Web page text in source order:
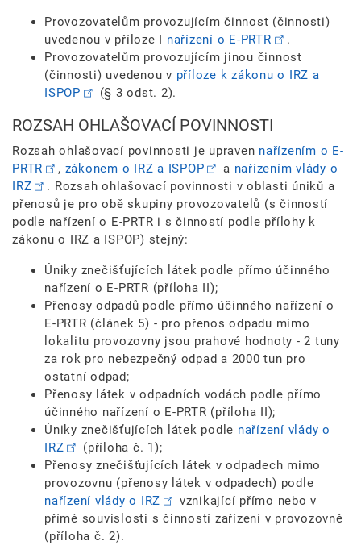
Provozovatelům provozujícím činnost (činnosti)
uvedenou v příloze I nařízení o E-PRTR
.
Provozovatelům provozujícím jinou činnost
(činnosti) uvedenou v příloze k zákonu o IRZ a
ISPOP
(§ 3 odst. 2).
ROZSAH OHLAŠOVACÍ POVINNOSTI
Rozsah ohlašovací povinnosti je upraven nařízením o E-
PRTR
, zákonem o IRZ a ISPOP a nařízením vlády o
IRZ
. Rozsah ohlašovací povinnosti v oblasti úniků a
přenosů je pro obě skupiny provozovatelů (s činností
podle nařízení o E-PRTR i s činností podle přílohy k
zákonu o IRZ a ISPOP) stejný:
Úniky znečišťujících látek podle přímo účinného
nařízení o E-PRTR (příloha II);
Přenosy odpadů podle přímo účinného nařízení o
E-PRTR (článek 5) - pro přenos odpadu mimo
lokalitu provozovny jsou prahové hodnoty - 2 tuny
za rok pro nebezpečný odpad a 2000 tun pro
ostatní odpad;
Přenosy látek v odpadních vodách podle přímo
účinného nařízení o E-PRTR (příloha II);
Úniky znečišťujících látek podle nařízení vlády o
IRZ
(příloha č. 1);
Přenosy znečišťujících látek v odpadech mimo
provozovnu (přenosy látek v odpadech) podle
nařízení vlády o IRZ
vznikající přímo nebo v
přímé souvislosti s činností zařízení v provozovně
(příloha č. 2).